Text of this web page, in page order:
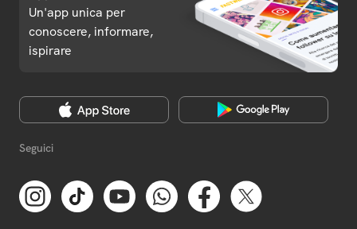
Un'app unica per
conoscere, informare,
ispirare
Seguici